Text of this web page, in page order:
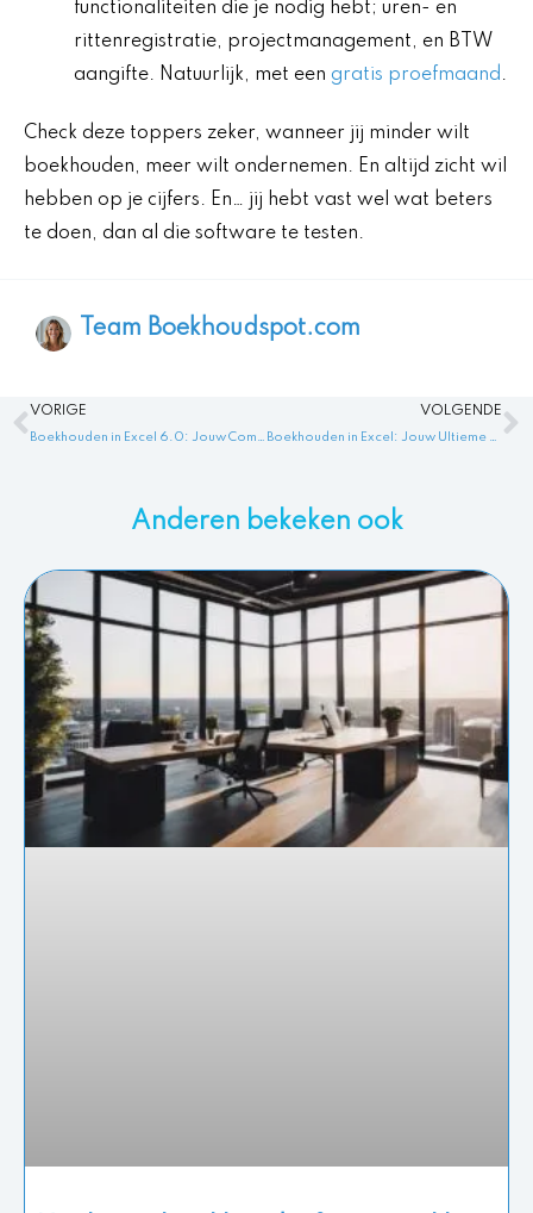
functionaliteiten die je nodig hebt; uren- en
rittenregistratie, projectmanagement, en BTW
aangifte. Natuurlijk, met een gratis proefmaand .
Check deze toppers zeker, wanneer jij minder wilt
boekhouden, meer wilt ondernemen. En altijd zicht wil
hebben op je cijfers. En… jij hebt vast wel wat beters
te doen, dan al die software te testen.
Team Boekhoudspot.com
Vorige
VORIGE
Boekhouden in Excel 6.0: Jouw Complete Gids voor Simpele Financiële Overzichten
VOLGENDE
Boekhouden in Excel: Jouw Ultieme Gids voor Slimme Administratietips
Anderen bekeken ook